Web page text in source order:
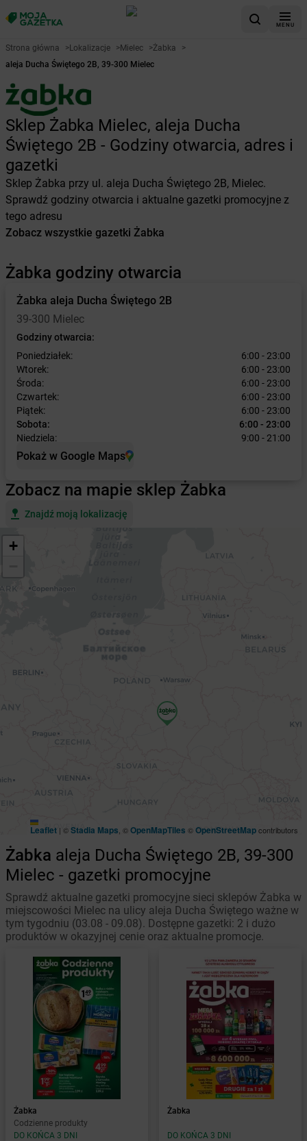
MENU
Strona główna >Lokalizacje >Mielec >Żabka
>
aleja Ducha Świętego 2B, 39-300 Mielec
Sklep Żabka Mielec, aleja Ducha
Świętego 2B - Godziny otwarcia, adres i
gazetki
Sklep Żabka przy ul. aleja Ducha Świętego 2B, Mielec.
Sprawdź godziny otwarcia i aktualne gazetki promocyjne z
tego adresu
Zobacz wszystkie gazetki Żabka
Żabka godziny otwarcia
Żabka aleja Ducha Świętego 2B
39-300 Mielec
Godziny otwarcia:
Poniedziałek:
6:00 - 23:00
Wtorek:
6:00 - 23:00
Środa:
6:00 - 23:00
Czwartek:
6:00 - 23:00
Piątek:
6:00 - 23:00
Sobota:
6:00 - 23:00
Niedziela:
9:00 - 21:00
Pokaż w Google Maps
Zobacz na mapie sklep Żabka
Znajdź moją lokalizację
+
Leaflet | ©Stadia Maps , ©OpenMapTiles ©OpenStreetMapcontributors
Żabka aleja Ducha Świętego 2B, 39-300
Mielec - gazetki promocyjne
Sprawdź aktualne gazetki promocyjne sieci sklepów Żabka w
miejscowości Mielec na ulicy aleja Ducha Świętego ważne w
tym tygodniu (03.08 - 09.08). Dostępne gazetki: 2 i dużo
produktów w okazyjnej cenie oraz aktualne promocje.
Żabka
Codzienne produkty
DO KOŃCA 3 DNI
Żabka
DO KOŃCA 3 DNI